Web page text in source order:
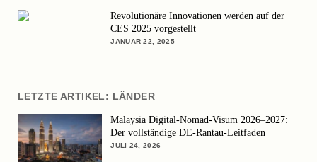
Revolutionäre Innovationen werden auf der
CES 2025 vorgestellt
JANUAR 22, 2025
LETZTE ARTIKEL: LÄNDER
Malaysia Digital-Nomad-Visum 2026–2027:
Der vollständige DE-Rantau-Leitfaden
JULI 24, 2026